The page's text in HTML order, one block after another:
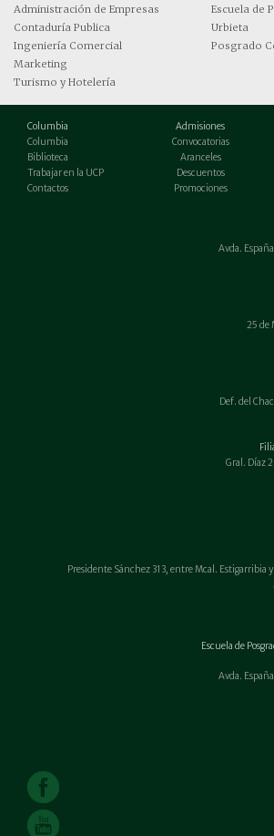
Administración de Empresas
Contaduría Publica
Ingeniería Comercial
Marketing
Turismo y Hotelería
Escuela de
Urbieta
Posgrado
Columbia
Columbia
Biblioteca
Trabajar en la UCP
Contactos
Admisiones
Convocatorias
Aranceles
Descuentos
Promociones
Avda.
25 de
Def. del
Gral. Díaz
Presidente Sánchez 313, entre Mcal. Estigarribia y
Escuela de
Avda.